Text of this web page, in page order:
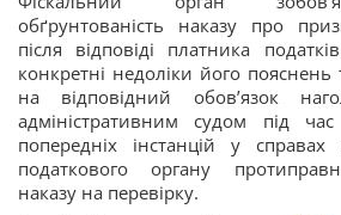
обґрунтованість наказу про
після відповіді платника
конкретні недоліки його
на відповідний обов’язок
адміністративним судом під
попередніх інстанцій у
податкового органу
наказу на перевірку.